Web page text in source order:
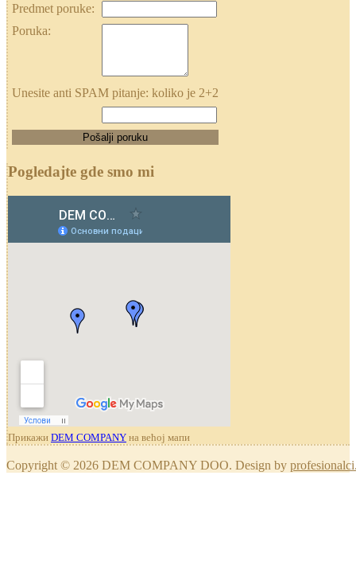
Predmet poruke:
Poruka:
Unesite anti SPAM pitanje: koliko je 2+2
Pogledajte gde smo mi
Прикажи DEM COMPANY на већој мапи
Copyright © 2026 DEM COMPANY DOO. Design by